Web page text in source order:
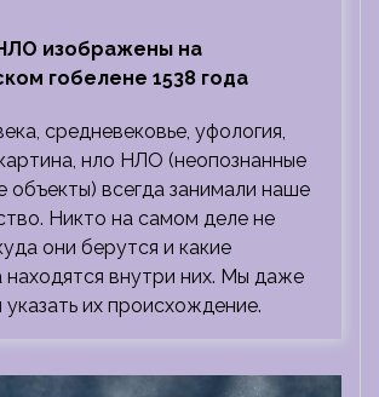
изображены на
гобелене 1538 года
средневековье, уфология,
нло НЛО (неопознанные
объекты) всегда занимали наше
Никто на самом деле не
они берутся и какие
находятся внутри них. Мы даже
их происхождение.